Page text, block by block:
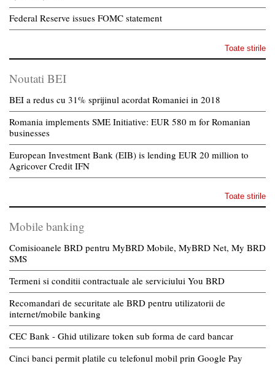
Federal Reserve issues FOMC statement
Toate stirile
Noutati BEI
BEI a redus cu 31% sprijinul acordat Romaniei in 2018
Romania implements SME Initiative: EUR 580 m for Romanian
businesses
European Investment Bank (EIB) is lending EUR 20 million to
Agricover Credit IFN
Toate stirile
Mobile banking
Comisioanele BRD pentru MyBRD Mobile, MyBRD Net, My BRD
SMS
Termeni si conditii contractuale ale serviciului You BRD
Recomandari de securitate ale BRD pentru utilizatorii de
internet/mobile banking
CEC Bank - Ghid utilizare token sub forma de card bancar
Cinci banci permit platile cu telefonul mobil prin Google Pay